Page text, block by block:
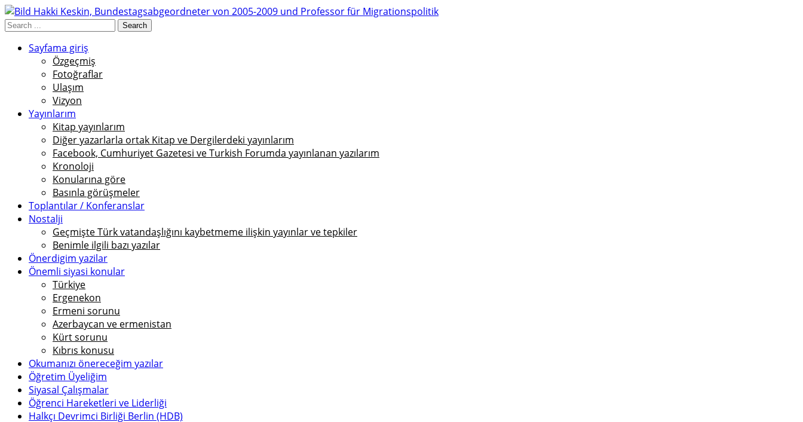
Sayfama giriş
Özgeçmiş
Fotoğraflar
Ulaşım
Vizyon
Yayınlarım
Kitap yayınlarım
Diğer yazarlarla ortak Kitap ve Dergilerdeki yayınlarım
Facebook, Cumhuriyet Gazetesi ve Turkish Forumda yayınlanan yazılarım
Kronoloji
Konularına göre
Basınla görüşmeler
Toplantılar / Konferanslar
Nostalji
Geçmişte Türk vatandaşlığını kaybetmeme ilişkin yayınlar ve tepkiler
Benimle ilgili bazı yazılar
Önerdigim yazilar
Önemli siyasi konular
Türkiye
Ergenekon
Ermeni sorunu
Azerbaycan ve ermenistan
Kürt sorunu
Kıbrıs konusu
Okumanızı önereceğim yazılar
Öğretim Üyeliğim
Siyasal Çalışmalar
Öğrenci Hareketleri ve Liderliği
Halkçı Devrimci Birliği Berlin (HDB)